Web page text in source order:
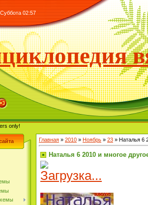
02:57
only!
Главная » 2010 » Ноябрь » 23 » Наталья 6
Наталья 6 2010 и многое
Загрузка...